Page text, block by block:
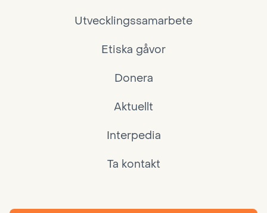
Utvecklingssamarbete
Etiska gåvor
Donera
Aktuellt
Interpedia
Ta kontakt